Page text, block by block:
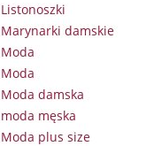
Listonoszki
Marynarki damskie
Moda
Moda
Moda damska
moda męska
Moda plus size